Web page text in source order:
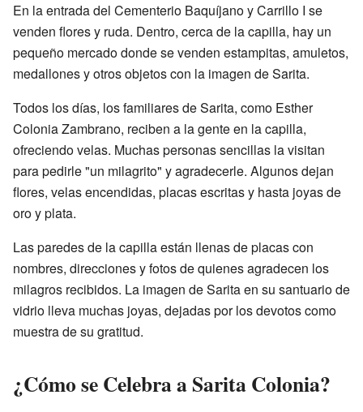
En la entrada del Cementerio Baquíjano y Carrillo I se
venden flores y ruda. Dentro, cerca de la capilla, hay un
pequeño mercado donde se venden estampitas, amuletos,
medallones y otros objetos con la imagen de Sarita.
Todos los días, los familiares de Sarita, como Esther
Colonia Zambrano, reciben a la gente en la capilla,
ofreciendo velas. Muchas personas sencillas la visitan
para pedirle "un milagrito" y agradecerle. Algunos dejan
flores, velas encendidas, placas escritas y hasta joyas de
oro y plata.
Las paredes de la capilla están llenas de placas con
nombres, direcciones y fotos de quienes agradecen los
milagros recibidos. La imagen de Sarita en su santuario de
vidrio lleva muchas joyas, dejadas por los devotos como
muestra de su gratitud.
¿Cómo se Celebra a Sarita Colonia?